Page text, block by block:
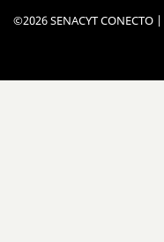
©2026 SENACYT CONECTO |